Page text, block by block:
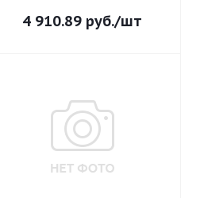
4 910.89 руб./шт